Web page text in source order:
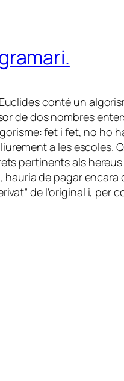
conté un
de dos nombres
fet i fet, no ho
a les escoles.
pertinents als
de pagar
de l’original i, per